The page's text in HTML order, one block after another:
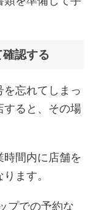
確認する
を忘れてしまっ
すると、その場
間内に店舗を
ます。
プでの予約な